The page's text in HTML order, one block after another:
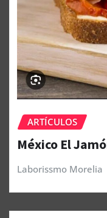
ARTÍCULOS
México El
Laborissmo Morelia